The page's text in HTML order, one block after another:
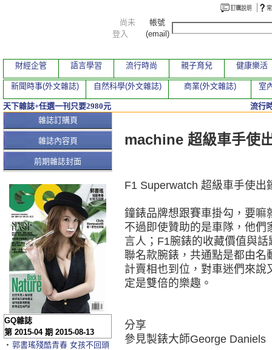
本期文章
machine 超級車手使
F1 Superwatch 超級車手使出
鐘錶品牌想跟賽車掛勾，要嘛
不過即使贊助的是車隊，他
言人；F1腕錶的收藏價值與
聯名款腕錶，共通點是都由名
計賣相也到位，對車迷們來
定是雙倍的樂趣。
分享
參見製錶大師George Daniels
雜誌訂購頁
雜誌內容頁
前期雜誌封面
GQ雜誌
第 2015-04 期 2015-08-13
‧ 郭書瑤殘酷青春 女孩不回頭
尚未
登入
帳號
(email)
財經企管 語言學習 流行時尚 親子育兒 健康樂活
新聞時事(外文雜誌) 自然科學(外文雜誌) 商業(外文雜誌) 室
天下雜誌+任選一刊只要2980元 流行